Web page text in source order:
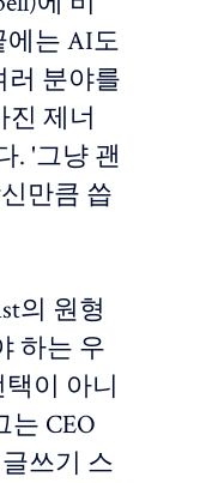
에는 AI도
러 분야를
제너
. '그냥 괜
만큼 씁
의 원형
하는 우
이 아니
CEO
쓰기 스